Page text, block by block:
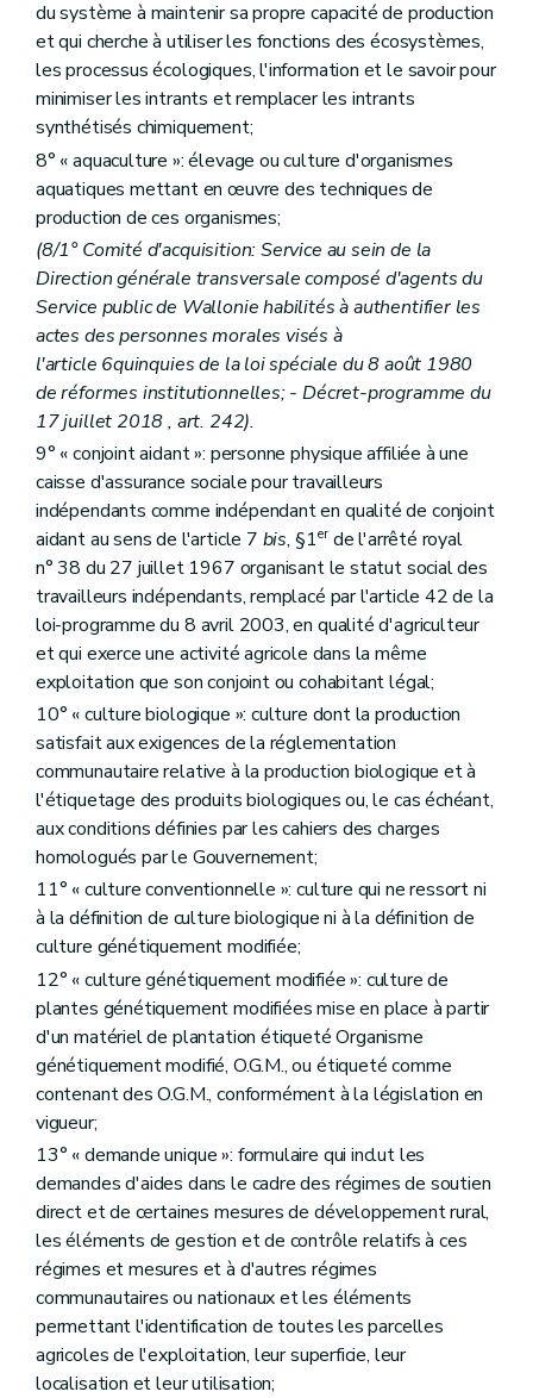
Art. D233
Section 4 La gestion financière
Art. D234
Art. D235
Art. D236
Art. D237
Art. D238
Art. D239
Art. D240
Titre X Les aides agricoles et aquacoles
Chapitre Ier
Dispositions générales
Section 1
Les aides
Art. D241
Art. D242
Art. D243
Section 2 Les quotas
Art. D244
Art. D244/1
Section 3 Les aides à l'investissement
Art. D245
Art. D246
Art. D247
Art. D248
Section 4 Mesures pour l'amélioration de l'espace rural et de l'environnement
Art. D249
Section 5 La conditionnalité
Art. D250
Section 6 Le verdissement
Art. D251
Chapitre II L'autorité compétente et l'organisme payeur
Art. D252
Art. D253
Art. D254
Art. D255
Art. D256
Chapitre III Les recours administratifs
Art. D257
Chapitre IV Les modalités de recouvrement
Art. D258
Art. D259
Art. D260
TitreX/1
Des aides destinées à remédier aux dommages causés par des calamités agricoles
Art.D260/1
Art. D260/2
Art.D260/3
Art.D260/4
Art.D260/5
Art. D260/6
Titre XI
Chapitre Ier
Les voiries agricoles
Art. D261
Chapitre II
Protection contre l'érosion et lutte contre les inondations
Section 1re
Subsides aux pouvoirs locaux
Art. D262
Section 2 Lutte contre l'érosion du sol
Art. D263
Art. D264
Art. D265
Chapitre III L'aménagement foncier de biens ruraux
Section 1re
Dispositions générales
du système à maintenir sa propre capacité de production
et qui cherche à utiliser les fonctions des écosystèmes,
les processus écologiques, l'information et le savoir pour
minimiser les intrants et remplacer les intrants
synthétisés chimiquement;
8° « aquaculture »: élevage ou culture d'organismes
aquatiques mettant en œuvre des techniques de
production de ces organismes;
(8/1° Comité d'acquisition: Service au sein de la
Direction générale transversale composé d'agents du
Service public de Wallonie habilités à authentifier les
actes des personnes morales visés à
l'article 6quinquies de la loi spéciale du 8 août 1980
de réformes institutionnelles; - Décret-programme du
17 juillet 2018 , art. 242).
9° « conjoint aidant »: personne physique affiliée à une
caisse d'assurance sociale pour travailleurs
indépendants comme indépendant en qualité de conjoint
aidant au sens de l'article 7 bis, §1erde l'arrêté royal
n° 38 du 27 juillet 1967 organisant le statut social des
travailleurs indépendants, remplacé par l'article 42 de la
loi-programme du 8 avril 2003, en qualité d'agriculteur
et qui exerce une activité agricole dans la même
exploitation que son conjoint ou cohabitant légal;
10° « culture biologique »: culture dont la production
satisfait aux exigences de la réglementation
communautaire relative à la production biologique et à
l'étiquetage des produits biologiques ou, le cas échéant,
aux conditions définies par les cahiers des charges
homologués par le Gouvernement;
11° « culture conventionnelle »: culture qui ne ressort ni
à la définition de culture biologique ni à la définition de
culture génétiquement modifiée;
12° « culture génétiquement modifiée »: culture de
plantes génétiquement modifiées mise en place à partir
d'un matériel de plantation étiqueté Organisme
génétiquement modifié, O.G.M., ou étiqueté comme
contenant des O.G.M., conformément à la législation en
vigueur;
13° « demande unique »: formulaire qui inclut les
demandes d'aides dans le cadre des régimes de soutien
direct et de certaines mesures de développement rural,
les éléments de gestion et de contrôle relatifs à ces
régimes et mesures et à d'autres régimes
communautaires ou nationaux et les éléments
permettant l'identification de toutes les parcelles
agricoles de l'exploitation, leur superficie, leur
localisation et leur utilisation;